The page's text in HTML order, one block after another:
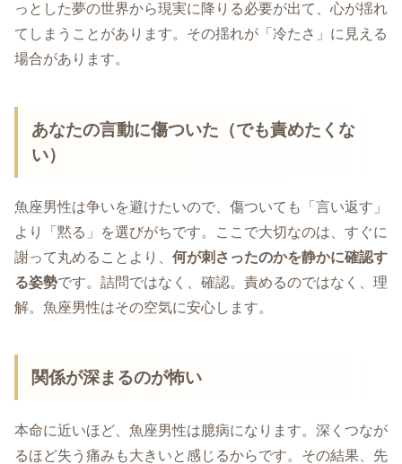
っとした夢の世界から現実に降りる必要が出て、心が揺れ
てしまうことがあります。その揺れが「冷たさ」に見える
場合があります。
あなたの言動に傷ついた（でも責めたくな
い）
魚座男性は争いを避けたいので、傷ついても「言い返す」
より「黙る」を選びがちです。ここで大切なのは、すぐに
謝って丸めることより、 何が刺さったのかを静かに確認す
る姿勢です。詰問ではなく、確認。責めるのではなく、理
解。魚座男性はその空気に安心します。
関係が深まるのが怖い
本命に近いほど、魚座男性は臆病になります。深くつなが
るほど失う痛みも大きいと感じるからです。その結果、先